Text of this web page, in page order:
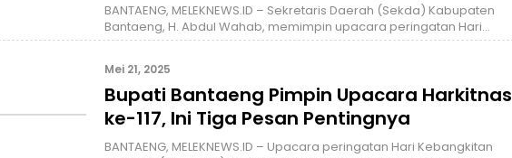
BANTAENG, MELEKNEWS.ID – Sekretaris Daerah (Sekda) Kabupaten
Bantaeng, H. Abdul Wahab, memimpin upacara peringatan Hari…
Mei 21, 2025
Bupati Bantaeng Pimpin Upacara Harkitnas
ke-117, Ini Tiga Pesan Pentingnya
BANTAENG, MELEKNEWS.ID – Upacara peringatan Hari Kebangkitan